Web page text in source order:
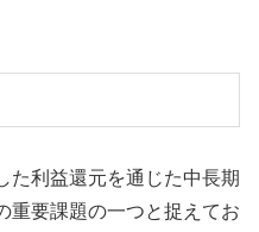
た利益還元を通じた中長期
重要課題の一つと捉えてお